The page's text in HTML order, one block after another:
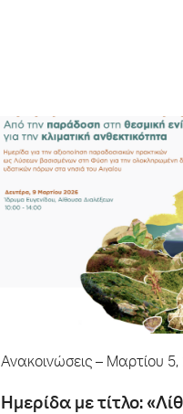
Ανακοινώσεις – Μαρτίου 5,
Hμερίδα με τίτλο: